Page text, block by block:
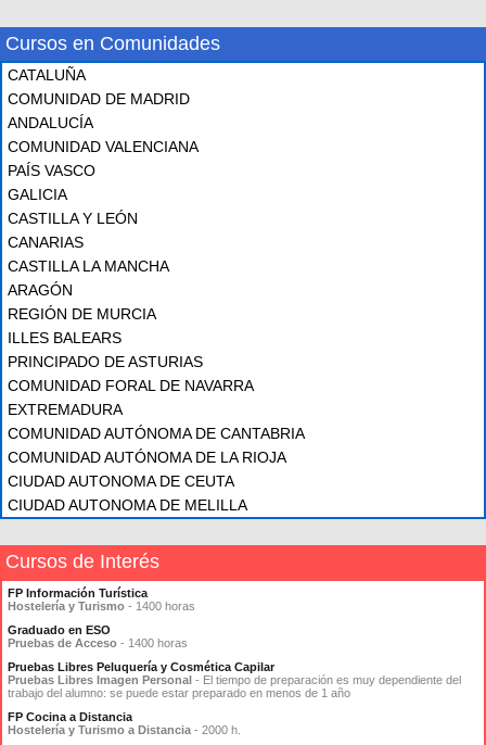
Cursos en Comunidades
CATALUÑA
COMUNIDAD DE MADRID
ANDALUCÍA
COMUNIDAD VALENCIANA
PAÍS VASCO
GALICIA
CASTILLA Y LEÓN
CANARIAS
CASTILLA LA MANCHA
ARAGÓN
REGIÓN DE MURCIA
ILLES BALEARS
PRINCIPADO DE ASTURIAS
COMUNIDAD FORAL DE NAVARRA
EXTREMADURA
COMUNIDAD AUTÓNOMA DE CANTABRIA
COMUNIDAD AUTÓNOMA DE LA RIOJA
CIUDAD AUTONOMA DE CEUTA
CIUDAD AUTONOMA DE MELILLA
Cursos de Interés
FP Información Turística
Hostelería y Turismo - 1400 horas
Graduado en ESO
Pruebas de Acceso - 1400 horas
Pruebas Libres Peluquería y Cosmética Capilar
Pruebas Libres Imagen Personal - El tiempo de preparación es muy dependiente del
trabajo del alumno: se puede estar preparado en menos de 1 año
FP Cocina a Distancia
Hostelería y Turismo a Distancia - 2000 h.